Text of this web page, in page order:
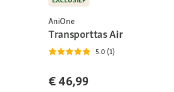
AniOne
Transporttas Air
5.0 (1)
€ 46,99